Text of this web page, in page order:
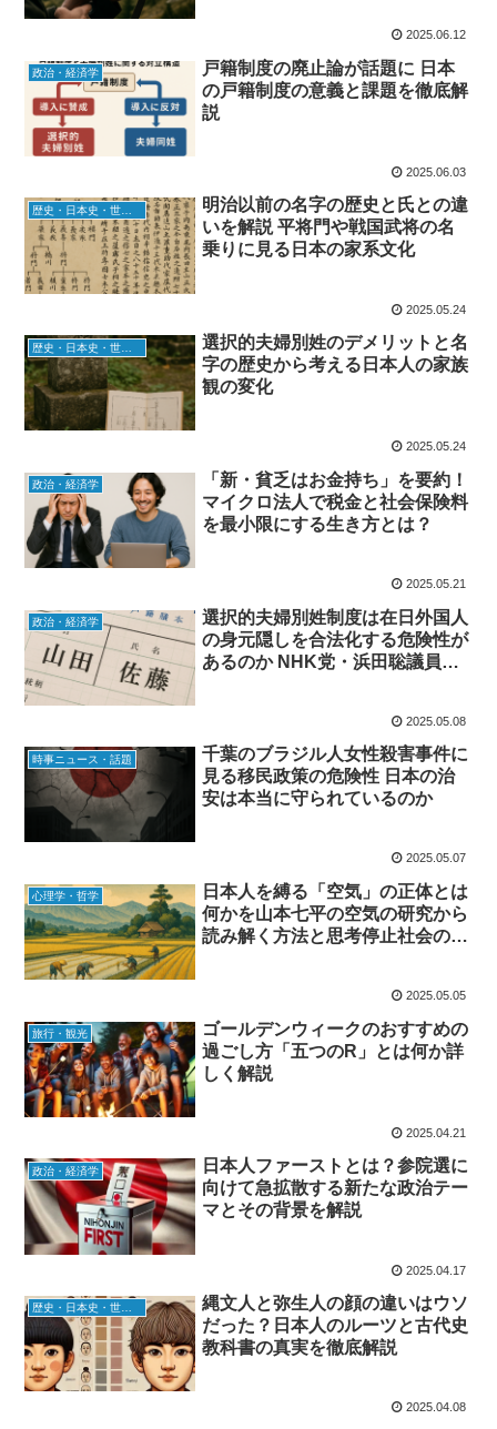
2025.06.12
政治・経済学
戸籍制度の廃止論が話題に 日本
の戸籍制度の意義と課題を徹底解
説
2025.06.03
歴史・日本史・世界史
明治以前の名字の歴史と氏との違
いを解説 平将門や戦国武将の名
乗りに見る日本の家系文化
2025.05.24
歴史・日本史・世界史
選択的夫婦別姓のデメリットと名
字の歴史から考える日本人の家族
観の変化
2025.05.24
政治・経済学
「新・貧乏はお金持ち」を要約！
マイクロ法人で税金と社会保険料
を最小限にする生き方とは？
2025.05.21
政治・経済学
選択的夫婦別姓制度は在日外国人
の身元隠しを合法化する危険性が
あるのか NHK党・浜田聡議員が
2025.05.08
時事ニュース・話題
千葉のブラジル人女性殺害事件に
見る移民政策の危険性 日本の治
安は本当に守られているのか
2025.05.07
心理学・哲学
日本人を縛る「空気」の正体とは
何かを山本七平の空気の研究から
読み解く方法と思考停止社会の本
2025.05.05
旅行・観光
ゴールデンウィークのおすすめの
過ごし方「五つのR」とは何か詳
しく解説
2025.04.21
政治・経済学
日本人ファーストとは？参院選に
向けて急拡散する新たな政治テー
マとその背景を解説
2025.04.17
歴史・日本史・世界史
縄文人と弥生人の顔の違いはウソ
だった？日本人のルーツと古代史
教科書の真実を徹底解説
2025.04.08